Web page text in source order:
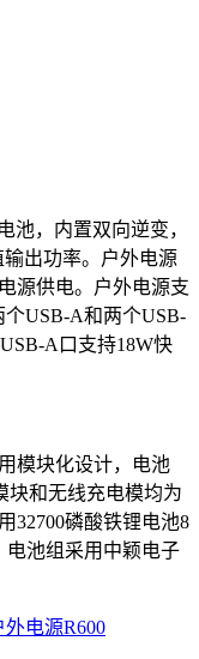
池，内置双向逆变，
出功率。户外电源
源供电。户外电源支
USB-A和两个USB-
A口支持18W快
模块化设计，电池
块和无线充电模均为
32700磷酸铁锂电池8
电池组采用中颖电子
电源R600